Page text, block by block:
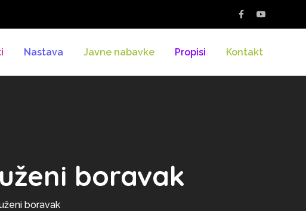
Nastava Javne nabavke Propisi Kontakt
boravak
boravak